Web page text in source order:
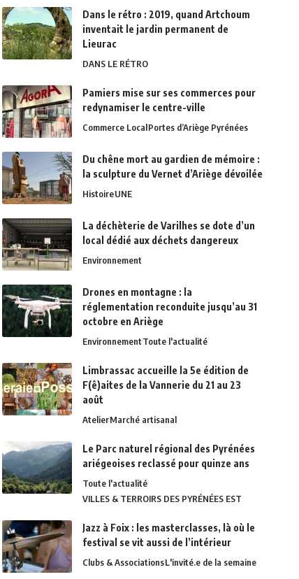
Dans le rétro : 2019, quand Artchoum
inventait le jardin permanent de
Lieurac
DANS LE RÉTRO
Pamiers mise sur ses commerces pour
redynamiser le centre-ville
Commerce LocalPortes d’Ariège Pyrénées
Du chêne mort au gardien de mémoire :
la sculpture du Vernet d’Ariège dévoilée
HistoireUNE
La déchèterie de Varilhes se dote d’un
local dédié aux déchets dangereux
Environnement
Drones en montagne : la
réglementation reconduite jusqu’au 31
octobre en Ariège
EnvironnementToute l'actualité
Limbrassac accueille la 5e édition de
F(ê)aites de la Vannerie du 21 au 23
août
AtelierMarché artisanal
Le Parc naturel régional des Pyrénées
ariégeoises reclassé pour quinze ans
Toute l'actualité
VILLES & TERROIRS DES PYRÉNÉES EST
Jazz à Foix : les masterclasses, là où le
festival se vit aussi de l’intérieur
Clubs & AssociationsL'invité.e de la semaine